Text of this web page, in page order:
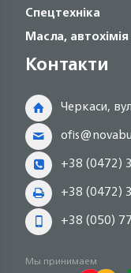
Спецтехніка
Масла, автохімія
Контакти
Черкаси,
+38 (0472)
+38 (0472)
+38 (050)
Мы принимаем